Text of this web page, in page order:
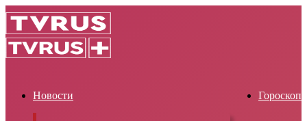
Новости Гороскоп